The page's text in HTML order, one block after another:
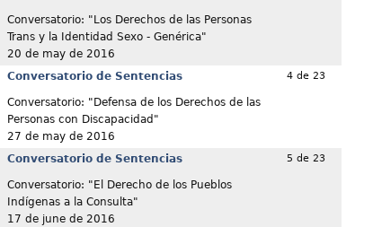
Conversatorio: "Los Derechos de las Personas
Trans y la Identidad Sexo - Genérica"
20 de may de 2016
Conversatorio de Sentencias
Conversatorio: "Defensa de los Derechos de las
Personas con Discapacidad"
27 de may de 2016
4 de 23
Conversatorio de Sentencias
Conversatorio: "El Derecho de los Pueblos
Indígenas a la Consulta"
17 de june de 2016
5 de 23